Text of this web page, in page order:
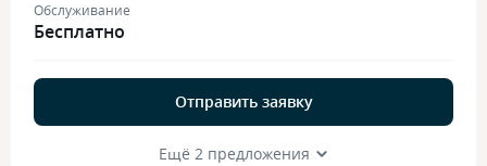
Обслуживание
Бесплатно
Отправить заявку
Ещё 2 предложения